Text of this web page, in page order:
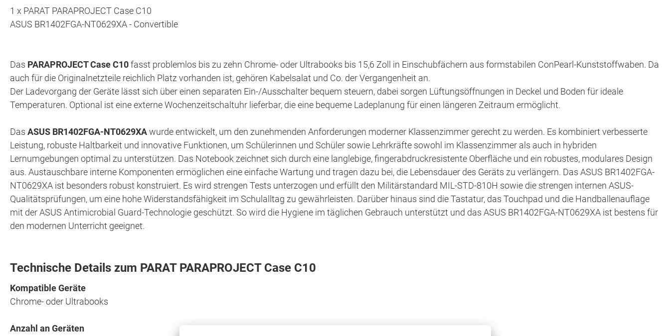
1 x PARAT PARAPROJECT Case C10
ASUS BR1402FGA-NT0629XA - Convertible
Das PARAPROJECT Case C10fasst problemlos bis zu zehn Chrome- oder Ultrabooks bis 15,6 Zoll in Einschubfächern aus formstabilen ConPearl-Kunststoffwaben. Da
auch für die Originalnetzteile reichlich Platz vorhanden ist, gehören Kabelsalat und Co. der Vergangenheit an.
Der Ladevorgang der Geräte lässt sich über einen separaten Ein-/Ausschalter bequem steuern, dabei sorgen Lüftungsöffnungen in Deckel und Boden für ideale
Temperaturen. Optional ist eine externe Wochenzeitschaltuhr lieferbar, die eine bequeme Ladeplanung für einen längeren Zeitraum ermöglicht.
Das ASUS BR1402FGA-NT0629XAwurde entwickelt, um den zunehmenden Anforderungen moderner Klassenzimmer gerecht zu werden. Es kombiniert verbesserte
Leistung, robuste Haltbarkeit und innovative Funktionen, um Schülerinnen und Schüler sowie Lehrkräfte sowohl im Klassenzimmer als auch in hybriden
Lernumgebungen optimal zu unterstützen. Das Notebook zeichnet sich durch eine langlebige, fingerabdruckresistente Oberfläche und ein robustes, modulares Design
aus. Austauschbare interne Komponenten ermöglichen eine einfache Wartung und tragen dazu bei, die Lebensdauer des Geräts zu verlängern. Das ASUS BR1402FGA-
NT0629XA ist besonders robust konstruiert. Es wird strengen Tests unterzogen und erfüllt den Militärstandard MIL-STD-810H sowie die strengen internen ASUS-
Qualitätsprüfungen, um eine hohe Widerstandsfähigkeit im Schulalltag zu gewährleisten. Darüber hinaus sind die Tastatur, das Touchpad und die Handballenauflage
mit der ASUS Antimicrobial Guard-Technologie geschützt. So wird die Hygiene im täglichen Gebrauch unterstützt und das ASUS BR1402FGA-NT0629XA ist bestens für
den modernen Unterricht geeignet.
Technische Details zum PARAT PARAPROJECT Case C10
Kompatible Geräte
Chrome- oder Ultrabooks
Anzahl an Geräten